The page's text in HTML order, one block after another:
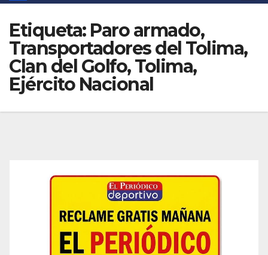
Etiqueta: Paro armado,
Transportadores del Tolima,
Clan del Golfo, Tolima,
Ejército Nacional